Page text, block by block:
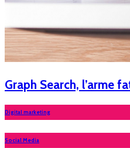
Graph Search, l’arme
Digital marketing
Social Media